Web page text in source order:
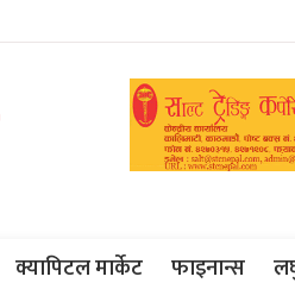
क्यापिटल मार्केट फाइनान्स